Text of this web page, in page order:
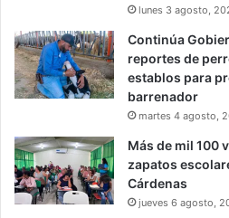
lunes 3 agosto,
Continúa
reportes de
establos para
barrenador
martes 4 agosto,
Más de mil 100
zapatos
Cárdenas
jueves 6 agosto,